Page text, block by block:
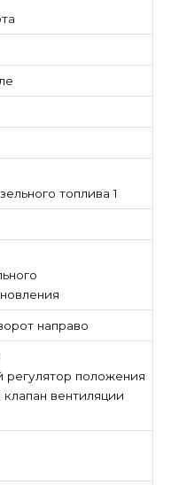
топлива 1
направо
регулятор положения
вентиляции